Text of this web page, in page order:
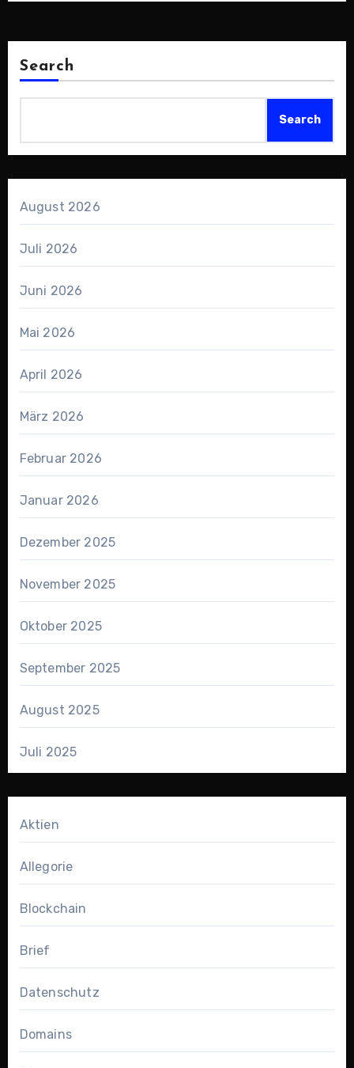
Search
Search
August 2026
Juli 2026
Juni 2026
Mai 2026
April 2026
März 2026
Februar 2026
Januar 2026
Dezember 2025
November 2025
Oktober 2025
September 2025
August 2025
Juli 2025
Aktien
Allegorie
Blockchain
Brief
Datenschutz
Domains